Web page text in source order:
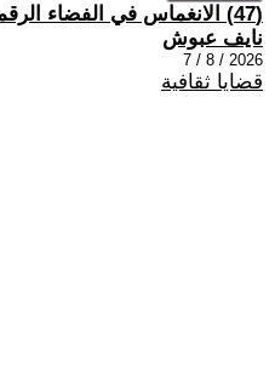
(47) الانغماس في الفضاء الرقمي.. ضياع واستلاب
نايف عبوش
2026 / 8 / 7
قضايا ثقافية